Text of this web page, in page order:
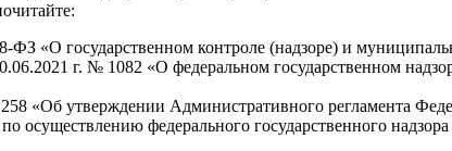
ФЗ «О государственном контроле (надзоре) и
г. № 1082 «О федеральном государственном
«Об утверждении Административного регламента
осуществлению федерального государственного